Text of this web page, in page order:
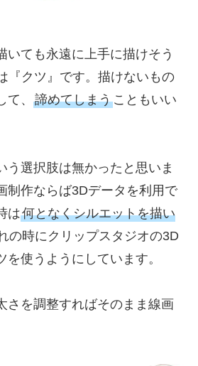
いても永遠に上手に描けそう
『クツ』です。描けないもの
、 諦めてしまうこともいい
う選択肢は無かったと思いま
制作ならば3Dデータを利用で
は何となくシルエットを描い
の時にクリップスタジオの3D
を使うようにしています。
さを調整すればそのまま線画